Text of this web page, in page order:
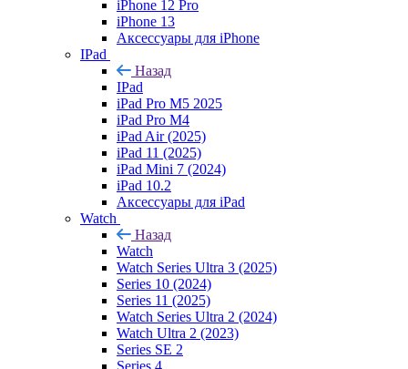
iPhone 12 Pro
iPhone 13
Аксессуары для iPhone
IPad
Назад
IPad
iPad Pro M5 2025
iPad Pro M4
iPad Air (2025)
iPad 11 (2025)
iPad Mini 7 (2024)
iPad 10.2
Аксессуары для iPad
Watch
Назад
Watch
Watch Series Ultra 3 (2025)
Series 10 (2024)
Series 11 (2025)
Watch Series Ultra 2 (2024)
Watch Ultra 2 (2023)
Series SE 2
Series 4